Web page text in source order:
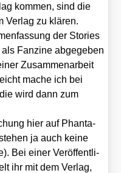
kom­men, sind die
Ver­lag zu klä­ren.
der Sto­ries
Fan­zine abge­ge­ben
Zusam­men­ar­beit
mache ich bei
wird dann zum
hier auf Phan­ta­
ja auch kei­ne
Bei einer Ver­öf­fent­li­
ihr mit dem Ver­lag,